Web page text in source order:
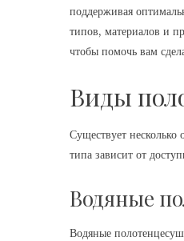
поддерживая
типов, материалов и
чтобы помочь вам
Виды
Существует
типа зависит от
Водяные
Водяные